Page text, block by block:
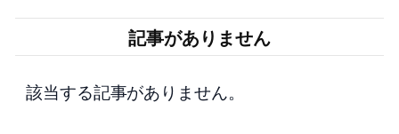
記事がありません
該当する記事がありません。